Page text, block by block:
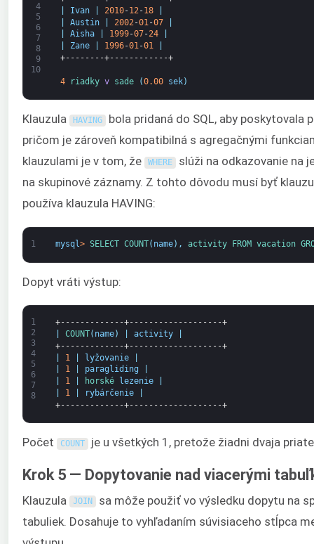
4
5
6
7
8
9
10
Ivan 2010-12-18
Austin 2002 -01 -07
Aisha 1999-07-24
Zane 1996-01-01
+--------+------------+
4 riadky v sade (0.00 sek)
Klauzula HAVING bola pridaná do SQL, aby poskytovala
pričom je zároveň kompatibilná s agregačnými
klauzulami je v tom, že
WHERE slúži na odkazovanie na
na skupinové záznamy. Z tohto dôvodu musí byť
používa klauzula HAVING:
1 mysql> SELECT COUNT( name) , activity FROM vacation
Dopyt vráti výstup:
1
2
3
4
5
6
7
8
+-------------+-------------------+
COUNT( name) activity
+-------------+-------------------+
1 lyžovanie
1 paragliding
1 horské lezenie
1 rybárčenie
+-------------+-------------------+
Počet COUNT je u všetkých 1, pretože žiadni dvaja
Krok 5 — Dopytovanie nad viacerými
Klauzula JOIN sa môže použiť vo výsledku dopytu na
tabuliek. Dosahuje to vyhľadaním súvisiaceho stĺpca